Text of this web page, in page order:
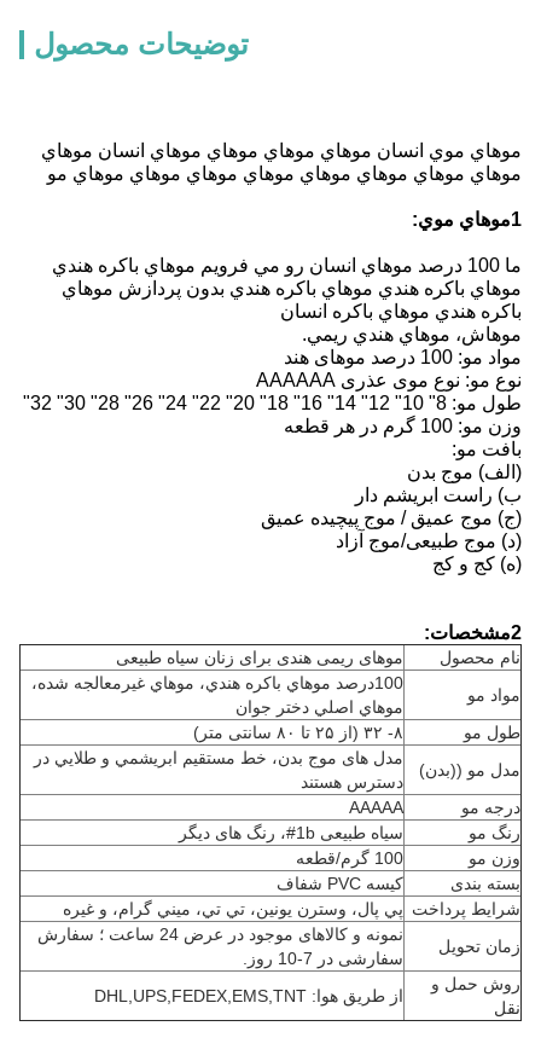
توضیحات محصول
موهاي موي انسان موهاي موهاي موهاي موهاي انسان موهاي
موهاي موهاي موهاي موهاي موهاي موهاي موهاي موهاي مو
1موهاي موي:
ما 100 درصد موهاي انسان رو مي فرويم موهاي باکره هندي
موهاي باکره هندي موهاي باکره هندي بدون پردازش موهاي
باکره هندي موهاي باکره انسان
موهاش، موهاي هندي ريمي.
مواد مو: 100 درصد موهای هند
نوع مو: نوع موی عذری AAAAAA
طول مو: 8" 10" 12" 14" 16" 18" 20" 22" 24" 26" 28" 30" 32"
وزن مو: 100 گرم در هر قطعه
بافت مو:
(الف) موج بدن
ب) راست ابریشم دار
(ج) موج عمیق / موج پیچیده عمیق
(د) موج طبیعی/موج آزاد
(ه) کج و کج
2مشخصات:
نام محصول
موهای ریمی هندی برای زنان سیاه طبیعی
مواد مو
100درصد موهاي باکره هندي، موهاي غيرمعالجه شده،
موهاي اصلي دختر جوان
طول مو
۸- ۳۲ (از ۲۵ تا ۸۰ سانتی متر)
مدل مو ((بدن)
مدل های موج بدن، خط مستقيم ابريشمي و طلايي در
دسترس هستند
درجه مو
AAAAA
رنگ مو
سیاه طبیعی 1b#، رنگ های دیگر
وزن مو
100 گرم/قطعه
بسته بندی
کیسه PVC شفاف
شرایط پرداخت پي پال، وسترن يونين، تي تي، ميني گرام، و غيره
زمان تحویل
نمونه و کالاهای موجود در عرض 24 ساعت ؛ سفارش
سفارشی در 7-10 روز.
روش حمل و
نقل
از طریق هوا: DHL,UPS,FEDEX,EMS,TNT